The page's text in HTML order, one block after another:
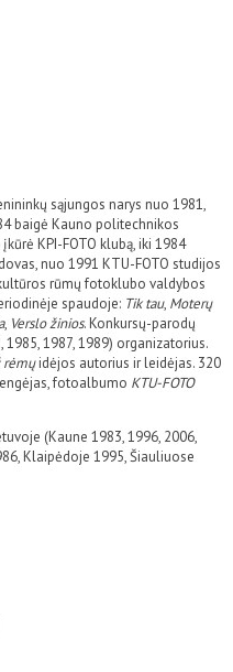
sąjungos narys nuo 1981,
baigė Kauno politechnikos
KPI-FOTO klubą, iki 1984
nuo 1991 KTU-FOTO studijos
rūmų fotoklubo valdybos
spaudoje: Tik tau, Moterų
, Verslo žinios. Konkursų-parodų
1985, 1987, 1989) organizatorius.
rėmųidėjos autorius ir leidėjas. 320
fotoalbumo KTU-FOTO
(Kaune 1983, 1996, 2006,
Klaipėdoje 1995, Šiauliuose